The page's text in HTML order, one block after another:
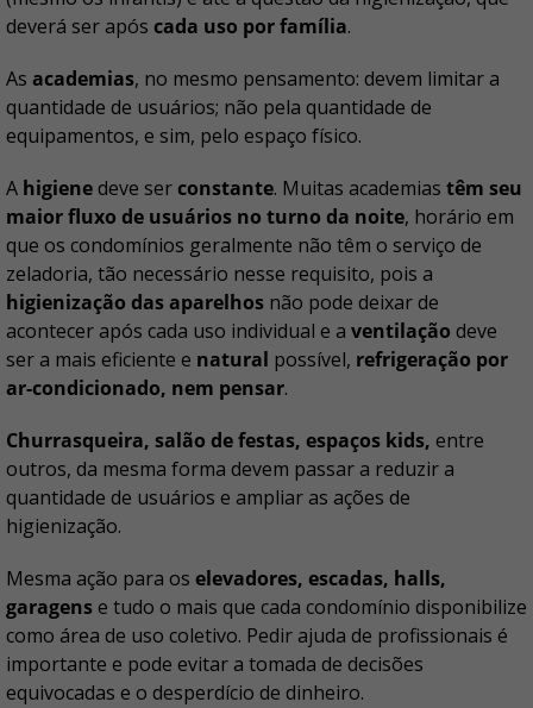
deverá ser após cada uso por família.
As academias, no mesmo pensamento: devem limitar a
quantidade de usuários; não pela quantidade de
equipamentos, e sim, pelo espaço físico.
A higienedeve serconstante. Muitas academias têm seu
maior fluxo de usuários no turno da noite, horário em
que os condomínios geralmente não têm o serviço de
zeladoria, tão necessário nesse requisito, pois a
higienização das aparelhos não pode deixar de
acontecer após cada uso individual e a ventilação deve
ser a mais eficiente e natural possível, refrigeração por
ar-condicionado, nem pensar.
Churrasqueira, salão de festas, espaços kids, entre
outros, da mesma forma devem passar a reduzir a
quantidade de usuários e ampliar as ações de
higienização.
Mesma ação para os elevadores, escadas, halls,
garagense tudo o mais que cada condomínio disponibilize
como área de uso coletivo. Pedir ajuda de profissionais é
importante e pode evitar a tomada de decisões
equivocadas e o desperdício de dinheiro.